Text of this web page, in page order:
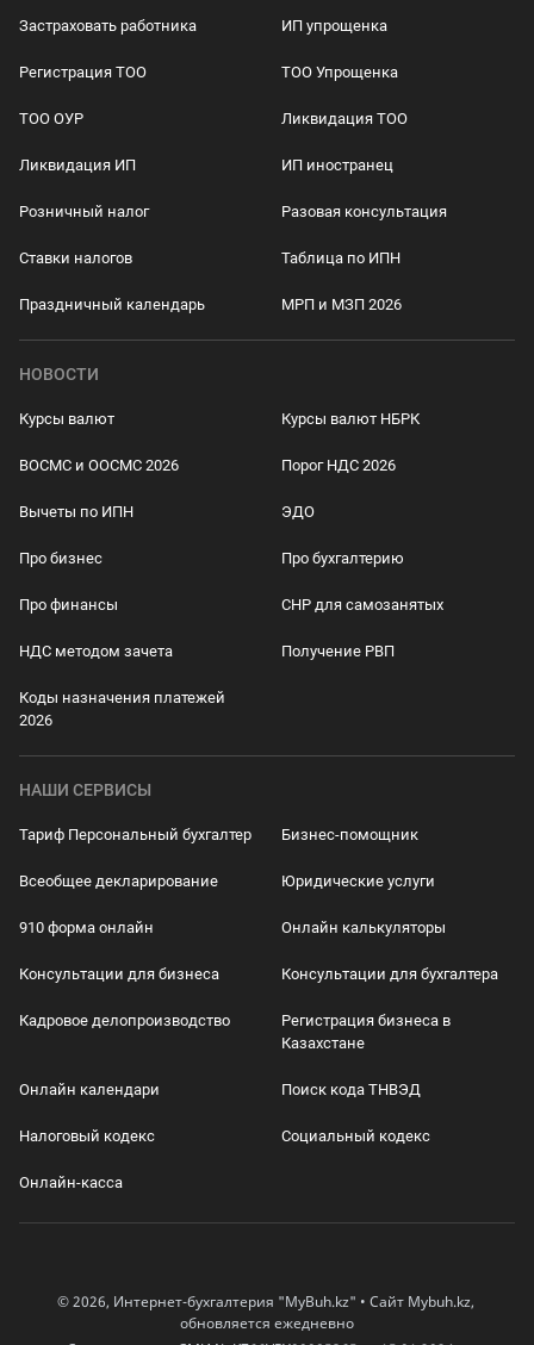
Застраховать работника ИП упрощенка
Регистрация ТОО ТОО Упрощенка
ТОО ОУР Ликвидация ТОО
Ликвидация ИП ИП иностранец
Розничный налог Разовая консультация
Ставки налогов Таблица по ИПН
Праздничный календарь МРП и МЗП 2026
НОВОСТИ
Курсы валют Курсы валют НБРК
ВОСМС и ООСМС 2026 Порог НДС 2026
Вычеты по ИПН ЭДО
Про бизнес Про бухгалтерию
Про финансы СНР для самозанятых
НДС методом зачета Получение РВП
Коды назначения платежей
2026
НАШИ СЕРВИСЫ
Тариф Персональный бухгалтер Бизнес-помощник
Всеобщее декларирование Юридические услуги
910 форма онлайн Онлайн калькуляторы
Консультации для бизнеса Консультации для бухгалтера
Кадровое делопроизводство
Регистрация бизнеса в
Казахстане
Онлайн календари Поиск кода ТНВЭД
Налоговый кодекс Социальный кодекс
Онлайн-касса
© 2026, Интернет-бухгалтерия "MyBuh.kz" • Сайт Mybuh.kz,
обновляется ежедневно